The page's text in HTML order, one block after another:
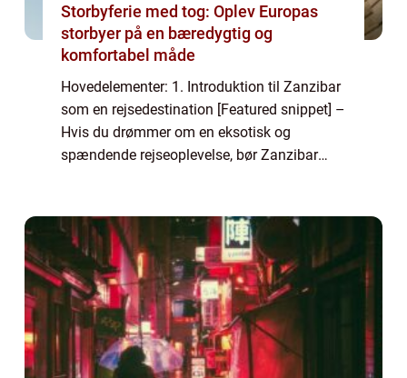
Storbyferie med tog: Oplev Europas
storbyer på en bæredygtig og
komfortabel måde
Hovedelementer: 1. Introduktion til Zanzibar
som en rejsedestination [Featured snippet] –
Hvis du drømmer om en eksotisk og
spændende rejseoplevelse, bør Zanzibar